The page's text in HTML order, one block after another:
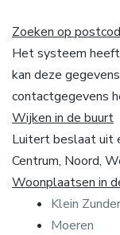
Zoeken op
Het systeem
kan deze
contactgegevens
Wijken in de buurt
Luitert beslaat uit
Centrum, Noord,
Woonplaatsen in
Klein
Moeren